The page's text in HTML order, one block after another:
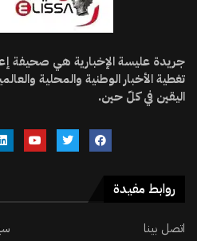
جريدة عليسة الإخبارية هي صحيفة
تغطية الأخبار الوطنية والمحلية
اليقين في كلّ حين.
روابط مفيدة
اتصل بينا